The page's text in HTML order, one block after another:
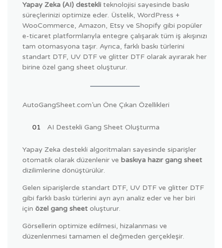
Yapay Zeka (AI) destekli teknolojisi sayesinde baskı
süreçlerinizi optimize eder. Üstelik, WordPress +
WooCommerce, Amazon, Etsy ve Shopify gibi popüler
e-ticaret platformlarıyla entegre çalışarak tüm iş akışınızı
tam otomasyona taşır. Ayrıca, farklı baskı türlerini
standart DTF, UV DTF ve glitter DTF olarak ayırarak her
birine özel gang sheet oluşturur.
AutoGangSheet.com’un Öne Çıkan Özellikleri
AI Destekli Gang Sheet Oluşturma
Yapay Zeka destekli algoritmaları sayesinde siparişler
otomatik olarak düzenlenir ve baskıya hazır gang sheet
dizilimlerine dönüştürülür.
Gelen siparişlerde standart DTF, UV DTF ve glitter DTF
gibi farklı baskı türlerini ayrı ayrı analiz eder ve her biri
için özel gang sheet oluşturur.
Görsellerin optimize edilmesi, hizalanması ve
düzenlenmesi tamamen el değmeden gerçekleşir.